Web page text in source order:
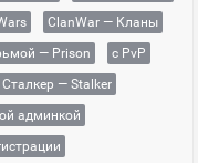
ClanWar — Кланы
— Prison
с PvP
Сталкер — Stalker
админкой